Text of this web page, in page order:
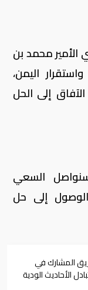
محمد بن
اليمن،
إلى الحل
السعي
إلى حل
المشارك في
ويتبادل الأحاديث الودية